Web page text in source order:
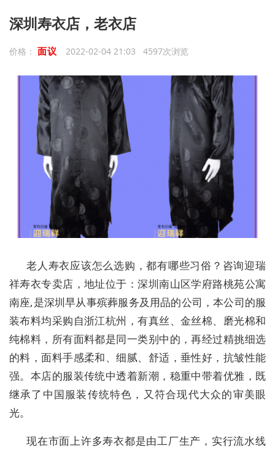
深圳寿衣店，老衣店
价格： 面议 2022-02-04 21:03 4597次浏览
老人寿衣应该怎么选购，都有哪些习俗？咨询迎瑞
祥寿衣专卖店，地址位于：深圳南山区学府路桃苑公寓
南座,是深圳早从事殡葬服务及用品的公司，本公司的服
装布料均采购自浙江杭州，有真丝、金丝棉、磨光棉和
纯棉料，所有面料都是同一类别中的，再经过精挑细选
的料，面料手感柔和、细腻、舒适，垂性好，抗皱性能
强。本店的服装传统中透着新潮，稳重中带着优雅，既
继承了中国服装传统特色，又符合现代大众的审美眼
光。
现在市面上许多寿衣都是由工厂生产，实行流水线